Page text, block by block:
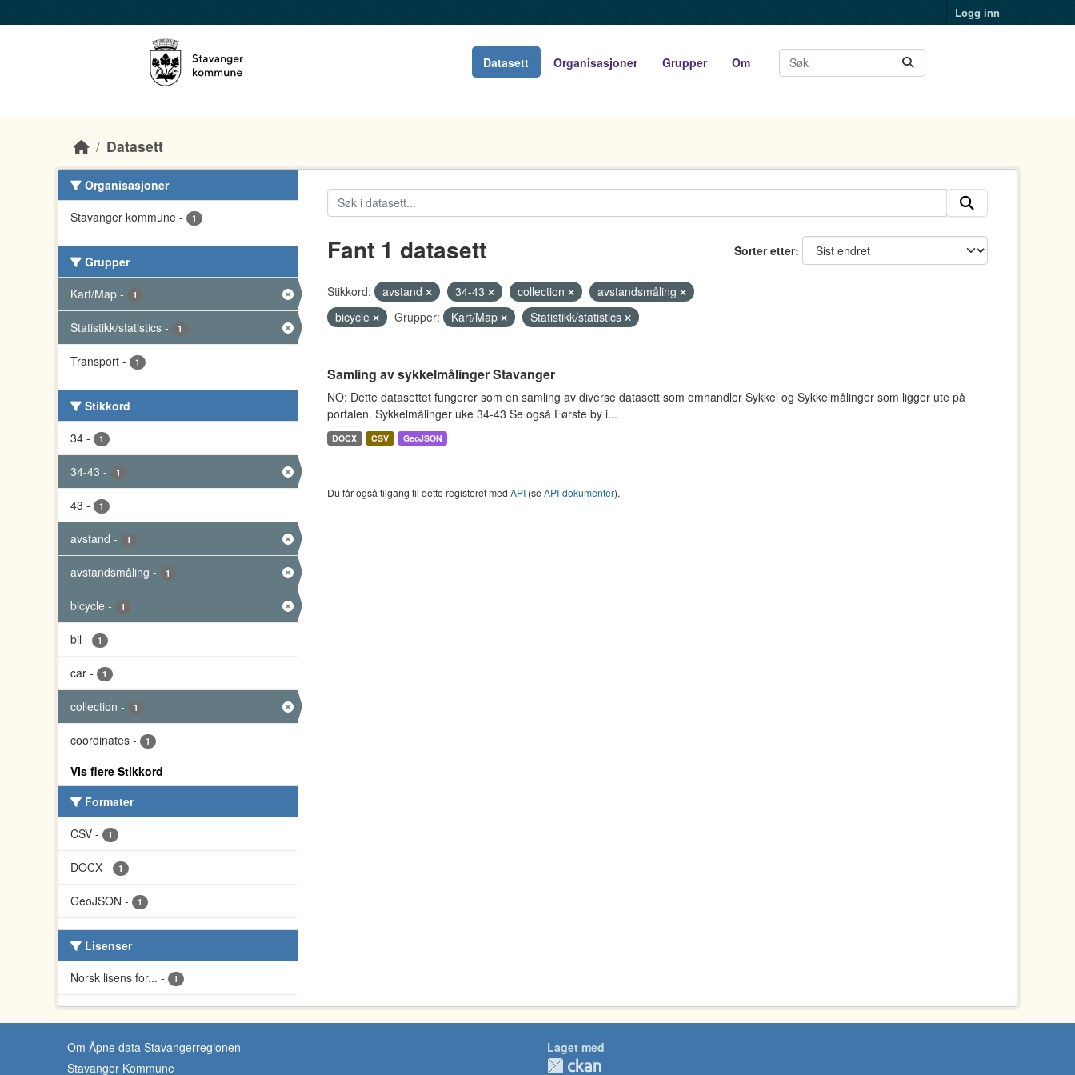
Logg inn
Datasett Organisasjoner Grupper Om
Datasett
Organisasjoner
Stavanger kommune - 1
Grupper
Kart/Map - 1
Statistikk/statistics - 1
Transport - 1
Stikkord
34 - 1
34-43 - 1
43 - 1
avstand - 1
avstandsmåling - 1
bicycle - 1
bil - 1
car - 1
collection - 1
coordinates - 1
Vis flere Stikkord
Formater
CSV - 1
DOCX - 1
GeoJSON - 1
Lisenser
Norsk lisens for... - 1
Sorter etter
Fant 1 datasett
Stikkord: avstand 34-43 collection
avstandsmåling
bicycle
Grupper: Kart/Map Statistikk/statistics
Samling av sykkelmålinger Stavanger
NO: Dette datasettet fungerer som en samling av diverse datasett som omhandler Sykkel og Sykkelmålinger som ligger ute på
portalen. Sykkelmålinger uke 34-43 Se også Første by i...
DOCX CSV GeoJSON
Du får også tilgang til dette registeret med API(seAPI-dokumenter).
Om Åpne data Stavangerregionen
Stavanger Kommune
Laget med